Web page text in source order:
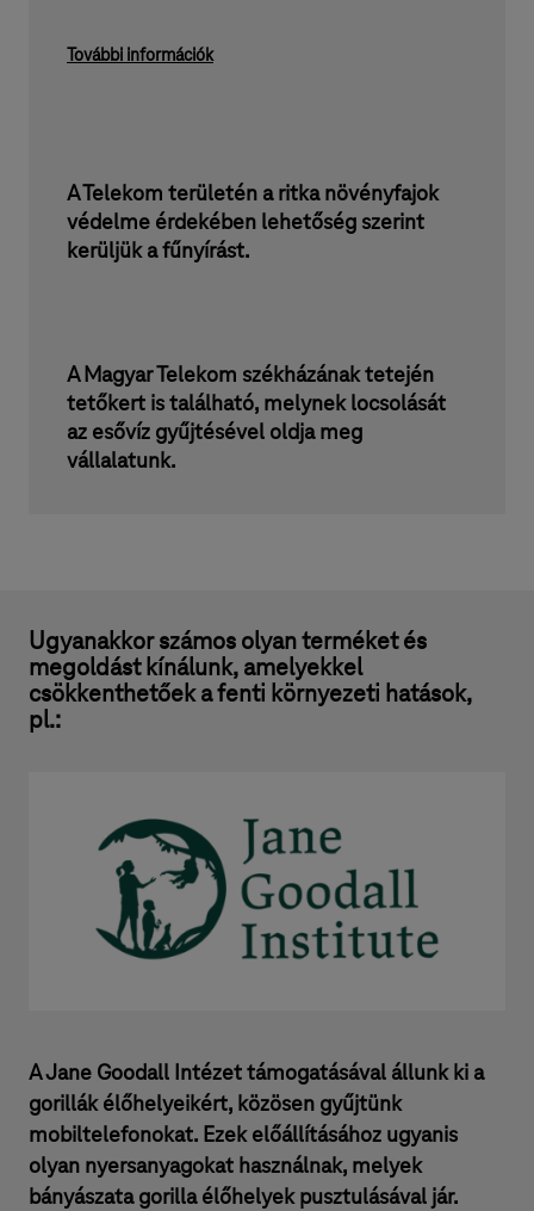
További információk
A Telekom területén a ritka növényfajok
védelme érdekében lehetőség szerint
kerüljük a fűnyírást.
A Magyar Telekom székházának tetején
tetőkert is található, melynek locsolását
az esővíz gyűjtésével oldja meg
vállalatunk.
Ugyanakkor számos olyan terméket és
megoldást kínálunk, amelyekkel
csökkenthetőek a fenti környezeti hatások,
pl.:
A Jane Goodall Intézet támogatásával állunk ki a
gorillák élőhelyeikért, közösen gyűjtünk
mobiltelefonokat. Ezek előállításához ugyanis
olyan nyersanyagokat használnak, melyek
bányászata gorilla élőhelyek pusztulásával jár.